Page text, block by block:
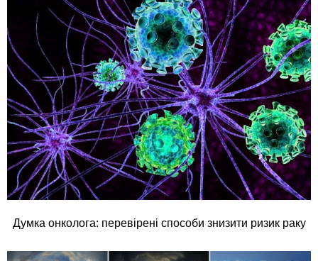
Думка онколога: перевірені способи знизити ризик раку